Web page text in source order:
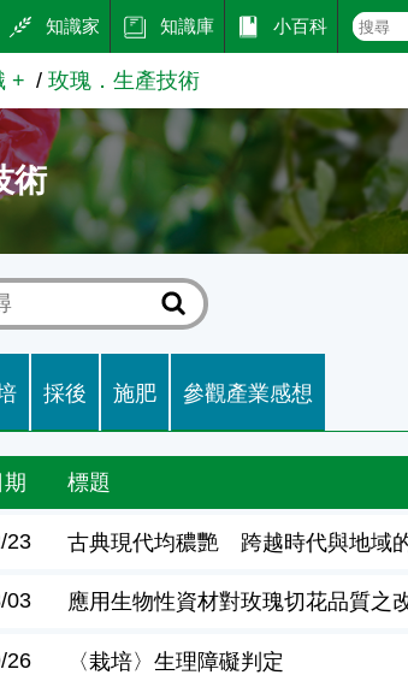
知識家 知識庫 小百科
+ 玫瑰．生產技術
術
採後 施肥 參觀產業感想
標題
23 古典現代均穠艷 跨越時代與地域
03 應用生物性資材對玫瑰切花品質之
26 〈栽培〉生理障礙判定